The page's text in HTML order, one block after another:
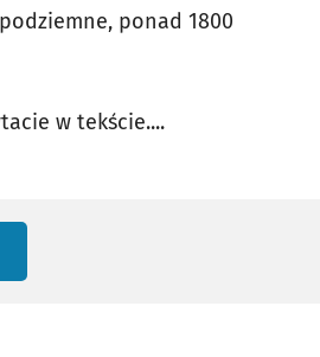
ponad 1800
w tekście....